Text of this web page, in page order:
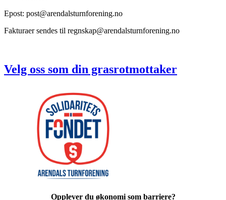
Epost: post@arendalsturnforening.no
Fakturaer sendes til regnskap@arendalsturnforening.no
Velg oss som din grasrotmottaker
Opplever du økonomi som barriere?